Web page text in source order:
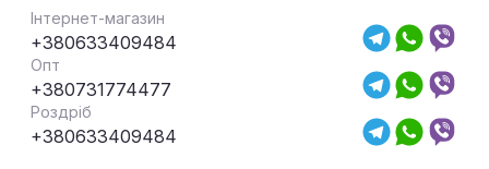
Інтернет-магазин
+380633409484
Опт
+380731774477
Роздріб
+380633409484